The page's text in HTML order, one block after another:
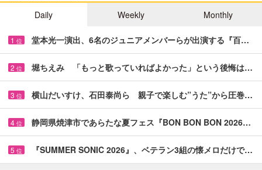
Daily
Weekly Monthly
1 位 堂本光一演出、6名のジュニアメンバーらが出演する『百…
2 位 堀ちえみ 「もっと歌っていればよかった」という後悔は…
3 位 横山だいすけ、石田泰尚ら 親子で楽しむ”うた”から圧巻…
4 位 静岡県焼津市であらたな夏フェス『BON BON BON 2026…
5 位 『SUMMER SONIC 2026』、ベテラン3組の懐メロだけで…